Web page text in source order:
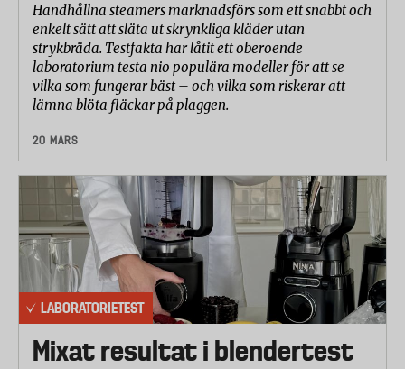
Handhållna steamers marknadsförs som ett snabbt och
enkelt sätt att släta ut skrynkliga kläder utan
strykbräda. Testfakta har låtit ett oberoende
laboratorium testa nio populära modeller för att se
vilka som fungerar bäst – och vilka som riskerar att
lämna blöta fläckar på plaggen.
20 MARS
LABORATORIETEST
Mixat resultat i blendertest